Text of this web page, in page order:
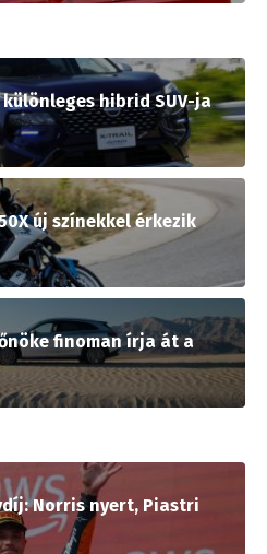
hibrid SUV-ja
új színekkel érkezik
finoman írja át a
Norris nyert, Piastri